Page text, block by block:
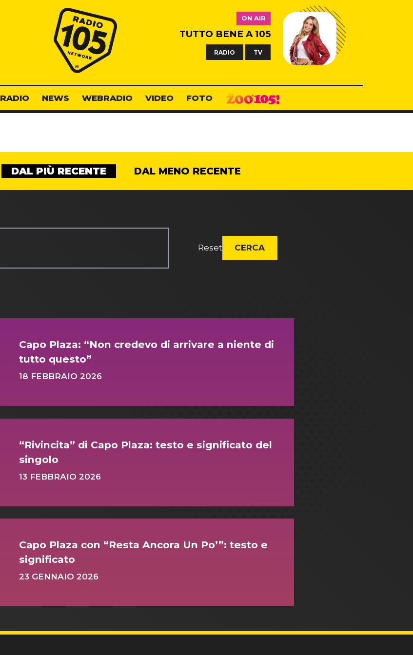
Radio 105
ON AIR
TUTTO BENE A 105
RADIO TV
RADIO NEWS WEBRADIO VIDEO FOTO
DAL PIÙ RECENTE DAL MENO RECENTE
Reset CERCA
Capo Plaza: “Non credevo di arrivare a niente di
tutto questo”
18 FEBBRAIO 2026
“Rivincita” di Capo Plaza: testo e significato del
singolo
13 FEBBRAIO 2026
Capo Plaza con “Resta Ancora Un Po’”: testo e
significato
23 GENNAIO 2026